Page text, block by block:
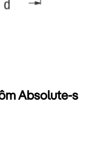
Absolute-s